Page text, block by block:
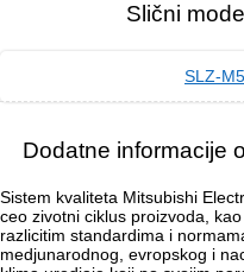
Slični
SLZ-
Dodatne informacije
Sistem kvaliteta Mitsubishi
ceo zivotni ciklus proizvoda,
razlicitim standardima i
medjunarodnog, evropskog i